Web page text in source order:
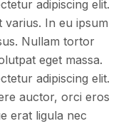
adipiscing elit.
varius. In eu ipsum
Nullam tortor
eget massa.
adipiscing elit.
auctor, orci eros
erat ligula nec